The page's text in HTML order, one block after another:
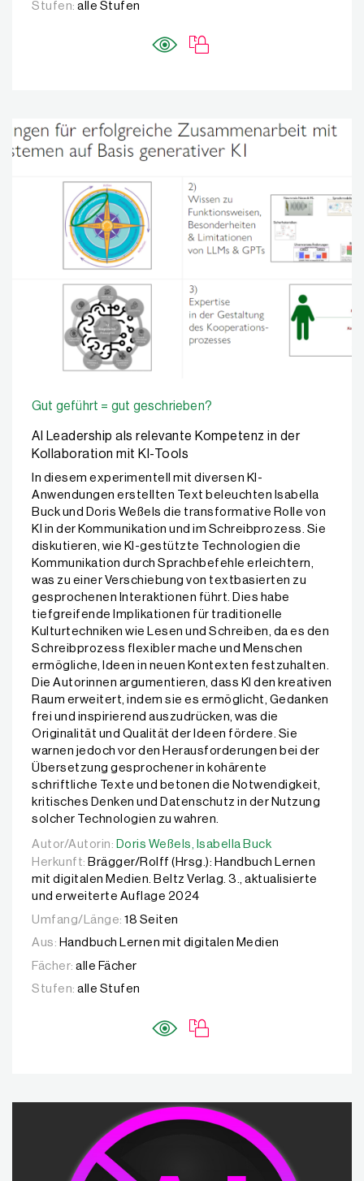
Stufen: alle Stufen
Gut geführt = gut geschrieben?
AI Leadership als relevante Kompetenz in der
Kollaboration mit KI-Tools
In diesem experimentell mit diversen KI-
Anwendungen erstellten Text beleuchten Isabella
Buck und Doris Weßels die transformative Rolle von
KI in der Kommunikation und im Schreibprozess. Sie
diskutieren, wie KI-gestützte Technologien die
Kommunikation durch Sprachbefehle erleichtern,
was zu einer Verschiebung von textbasierten zu
gesprochenen Interaktionen führt. Dies habe
tiefgreifende Implikationen für traditionelle
Kulturtechniken wie Lesen und Schreiben, da es den
Schreibprozess flexibler mache und Menschen
ermögliche, Ideen in neuen Kontexten festzuhalten.
Die Autorinnen argumentieren, dass KI den kreativen
Raum erweitert, indem sie es ermöglicht, Gedanken
frei und inspirierend auszudrücken, was die
Originalität und Qualität der Ideen fördere. Sie
warnen jedoch vor den Herausforderungen bei der
Übersetzung gesprochener in kohärente
schriftliche Texte und betonen die Notwendigkeit,
kritisches Denken und Datenschutz in der Nutzung
solcher Technologien zu wahren.
Autor/Autorin: Doris Weßels, Isabella Buck
Autor/Autorin: Doris Weßels, Isabella Buck
Herkunft: Brägger/Rolff (Hrsg.): Handbuch Lernen
mit digitalen Medien. Beltz Verlag. 3., aktualisierte
und erweiterte Auflage 2024
Umfang/Länge: 18 Seiten
Aus: Handbuch Lernen mit digitalen Medien
Fächer: alle Fächer
Stufen: alle Stufen